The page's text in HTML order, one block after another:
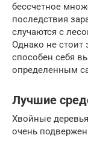
бессчетное
последствия
случаются с
Однако не стоит
способен себя
определенным
Лучшие
Хвойные
очень